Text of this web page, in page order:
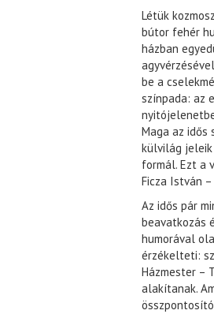
Létük
bútor fehér
házban
be a
színpada: az
Maga az
külvilág jeleik
formál. Ezt a
Ficza István
Az idős pár
beavatkozás
humorával
érzékelteti:
Házmester –
alakítanak.